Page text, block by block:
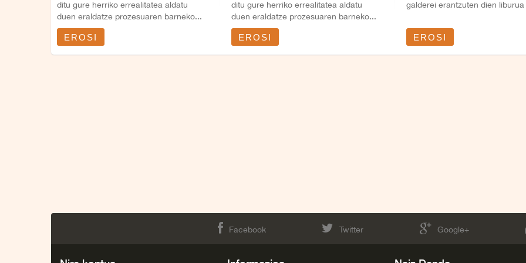
ditu gure herriko errealitatea aldatu
duen eraldatze prozesuaren barneko...
EROSI
ditu gure herriko errealitatea aldatu
duen eraldatze prozesuaren barneko...
EROSI
galderei erantzuten dien liburua
EROSI
Facebook Twitter Google+